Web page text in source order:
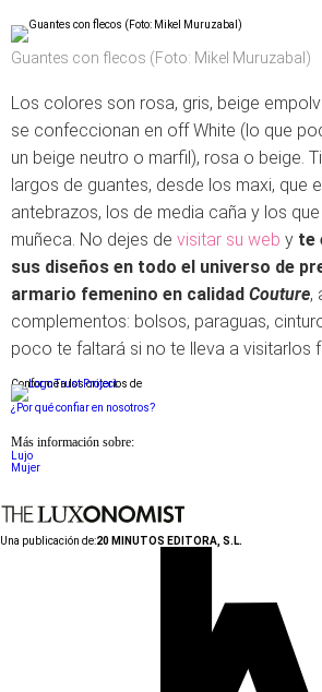
Guantes con flecos (Foto: Mikel Muruzabal)
Los colores son rosa, gris, beige
se confeccionan en off White (lo que
un beige neutro o marfil), rosa o beige.
largos de guantes, desde los maxi, que
antebrazos, los de media caña y los
muñeca. No dejes de visitar su web y te
sus diseños en todo el universo de
armario femenino en calidad Couture,
complementos: bolsos, paraguas,
poco te faltará si no te lleva a visitarlos
Conforme a los criterios de
¿Por qué confiar en nosotros?
Más información sobre:
Lujo
Mujer
Una publicación de:20 MINUTOS EDITORA, S.L.